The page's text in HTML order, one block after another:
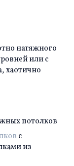
натяжного
или с
хаотично
потолков
с
из